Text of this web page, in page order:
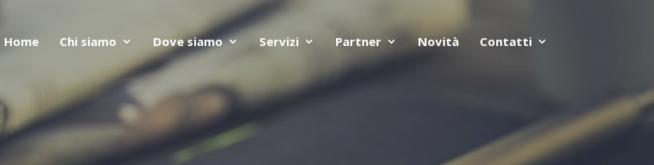
Home Chi siamo Dove siamo Servizi Partner Novità Contatti